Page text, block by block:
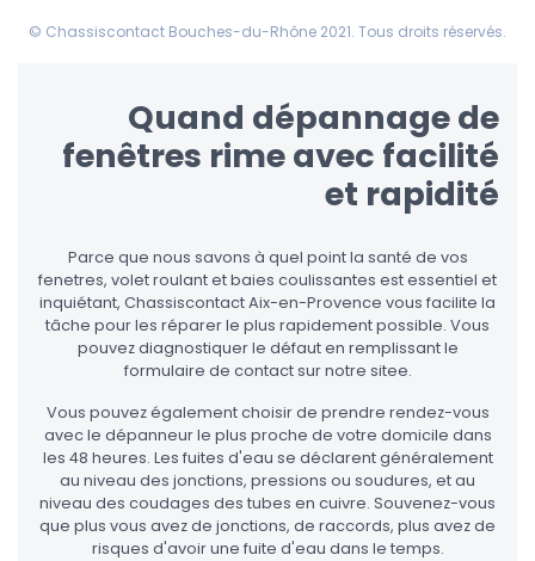
© Chassiscontact Bouches-du-Rhône 2021. Tous droits réservés.
Quand dépannage de
fenêtres rime avec facilité
et rapidité
Parce que nous savons à quel point la santé de vos
fenetres, volet roulant et baies coulissantes est essentiel et
inquiétant, Chassiscontact Aix-en-Provence vous facilite la
tâche pour les réparer le plus rapidement possible. Vous
pouvez diagnostiquer le défaut en remplissant le
formulaire de contact sur notre sitee.
Vous pouvez également choisir de prendre rendez-vous
avec le dépanneur le plus proche de votre domicile dans
les 48 heures. Les fuites d'eau se déclarent généralement
au niveau des jonctions, pressions ou soudures, et au
niveau des coudages des tubes en cuivre. Souvenez-vous
que plus vous avez de jonctions, de raccords, plus avez de
risques d'avoir une fuite d'eau dans le temps.